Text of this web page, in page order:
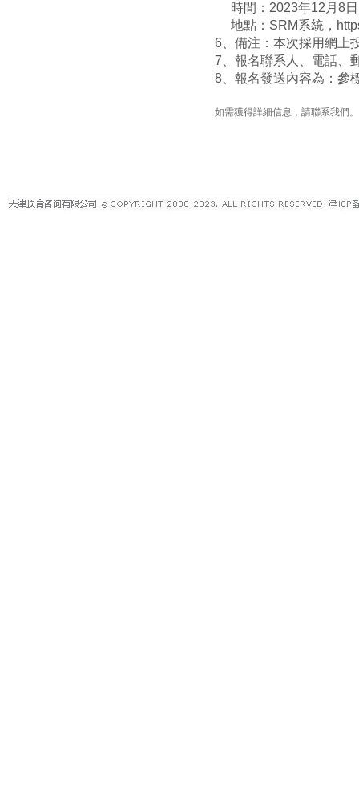
時間： 2023年12月8日
地點： SRM系統，
6 、備注：本次採用網上
7、報名聯系人、電話、
8 、報名發送內容為：
如需獲得詳細信息，請聯系我們。